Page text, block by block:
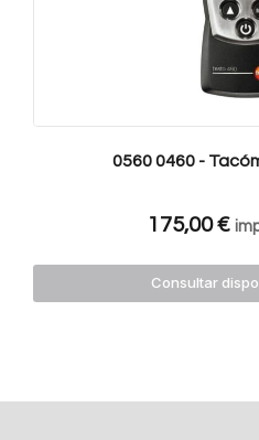
0560 0460 -
175,00€
Consultar